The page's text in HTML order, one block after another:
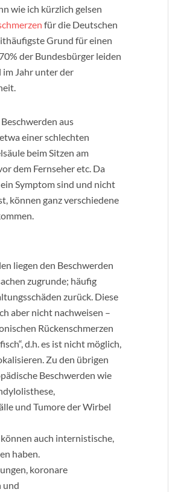
wie ich kürzlich gelsen
für die Deutschen
Grund für einen
der Bundesbürger leiden
im Jahr unter der
aus
einer schlechten
beim Sitzen am
dem Fernseher etc. Da
Symptom sind und nicht
können ganz verschiedene
liegen den Beschwerden
zugrunde; häufig
zurück. Diese
aber nicht nachweisen –
Rückenschmerzen
d.h. es ist nicht möglich,
Zu den übrigen
Beschwerden wie
und Tumore der Wirbel
auch internistische,
haben.
koronare
und